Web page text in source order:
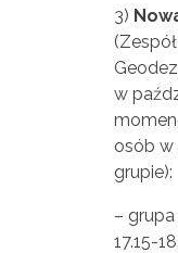
3)
w
osób w
grupie):
–
17.15-